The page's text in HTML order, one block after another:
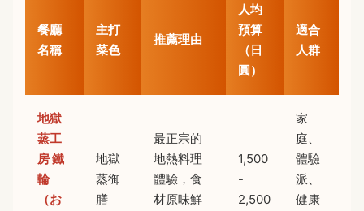
餐廳
名稱
主打
菜色
推薦理由
人均
預算
（日
圓）
適合
人群
地獄
蒸工
房 鐵
輪
（お
地獄
蒸御
膳
最正宗的
地熱料理
體驗，食
材原味鮮
1,500
-
2,500
家
庭、
體驗
派、
健康